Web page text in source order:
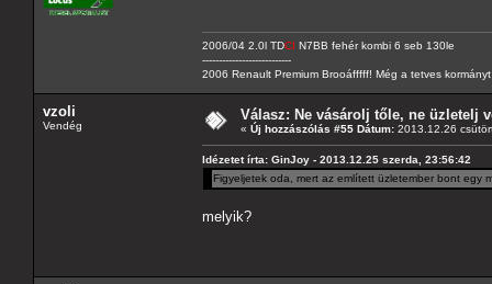
2006/04 2.0l TDCI N7BB fehér kombi 6 seb 130le
---------------------------
2006 Renault Premium Brooáfffff! Még a tetves
vzoli
Vendég
Válasz: Ne vásárolj tőle, ne üzletelj
« Új hozzászólás #55 Dátum: 2013.12.26
Idézetet írta: GinJoy - 2013.12.25 szerda, 23:56:42
Figyeljetek oda, mert az említett üzletember bont egy
melyik?